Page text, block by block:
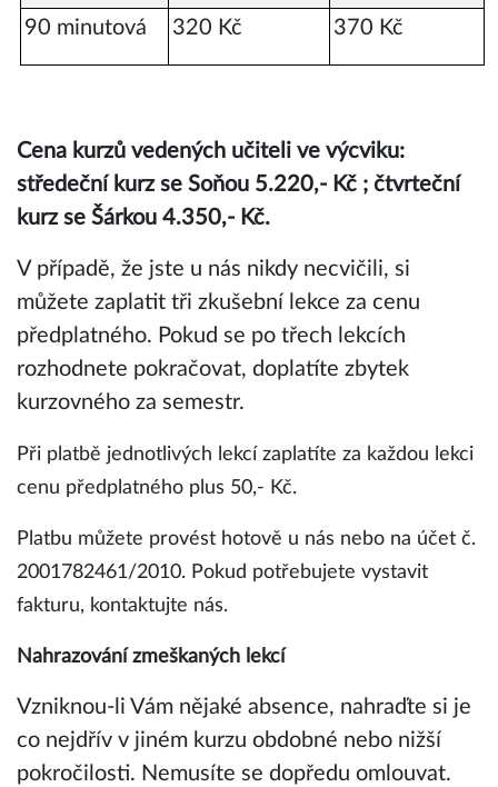
90 minutová 320 Kč 370 Kč
Cena kurzů vedených učiteli ve výcviku:
středeční kurz se Soňou 5.220,- Kč ; čtvrteční
kurz se Šárkou 4.350,- Kč.
V případě, že jste u nás nikdy necvičili, si
můžete zaplatit tři zkušební lekce za cenu
předplatného. Pokud se po třech lekcích
rozhodnete pokračovat, doplatíte zbytek
kurzovného za semestr.
Při platbě jednotlivých lekcí zaplatíte za každou lekci
cenu předplatného plus 50,- Kč.
Platbu můžete provést hotově u nás nebo na účet č.
2001782461/2010. Pokud potřebujete vystavit
fakturu, kontaktujte nás.
Nahrazování zmeškaných lekcí
Vzniknou-li Vám nějaké absence, nahraďte si je
co nejdřív v jiném kurzu obdobné nebo nižší
pokročilosti. Nemusíte se dopředu omlouvat.